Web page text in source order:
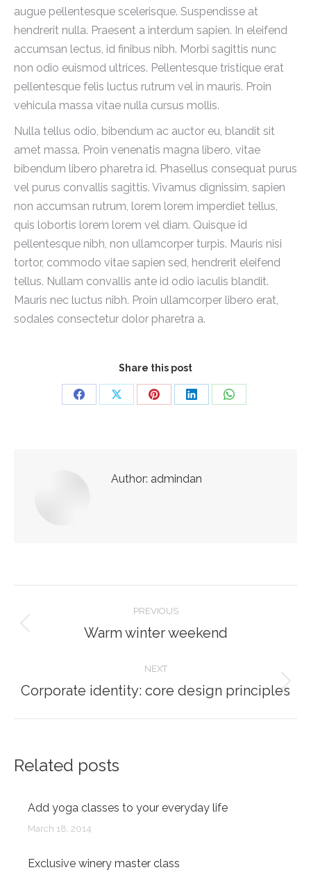
augue pellentesque scelerisque. Suspendisse at
hendrerit nulla. Praesent a interdum sapien. In eleifend
accumsan lectus, id finibus nibh. Morbi sagittis nunc
non odio euismod ultrices. Pellentesque tristique erat
pellentesque felis luctus rutrum vel in mauris. Proin
vehicula massa vitae nulla cursus mollis.
Nulla tellus odio, bibendum ac auctor eu, blandit sit
amet massa. Proin venenatis magna libero, vitae
bibendum libero pharetra id. Phasellus consequat purus
vel purus convallis sagittis. Vivamus dignissim, sapien
non accumsan rutrum, lorem lorem imperdiet tellus,
quis lobortis lorem lorem vel diam. Quisque id
pellentesque nibh, non ullamcorper turpis. Mauris nisi
tortor, commodo vitae sapien sed, hendrerit eleifend
tellus. Nullam convallis ante id odio iaculis blandit.
Mauris nec luctus nibh. Proin ullamcorper libero erat,
sodales consectetur dolor pharetra a.
Share this post
Share
Share
Share
Share
Share
Author: admindan
navigation
PREVIOUS
Previous
Warm winter weekend
NEXT
Next
Corporate identity: core design principles
Related posts
Add yoga classes to your everyday life
March 18, 2014
Exclusive winery master class